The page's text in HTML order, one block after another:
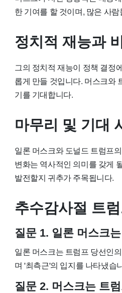
한 기여를 할 것이며, 많은 사
정치적 재능과
그의 정치적 재능이 정책 결정
롭게 만들 것입니다. 머스크와
기를 기대합니다.
마무리 및 기대
일론 머스크와 도널드 트럼프
변화는 역사적인 의미를 갖게
발전할지 귀추가 주목됩니다.
추수감사절 트
질문 1. 일론 머스크
일론 머스크는 트럼프 당선인
며 '최측근'의 입지를 나타냈습
질문 2. 머스크는 트